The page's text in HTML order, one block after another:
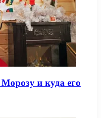
и куда его